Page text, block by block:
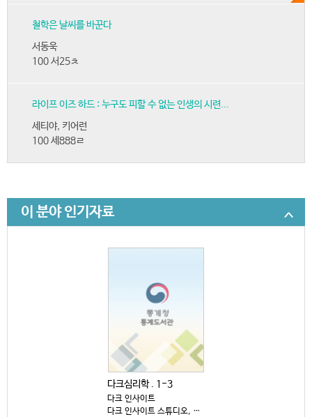
철학은 날씨를 바꾼다
서동욱
100 서25ㅊ
라이프 이즈 하드 : 누구도 피할 수 없는 인생의 시련...
세티야, 키어런
100 세888ㄹ
이 분야 인기자료
다크심리학 . 1-3
다크 인사이트
다크 인사이트 스튜디오, 2025